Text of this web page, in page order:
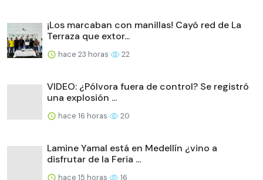
¡Los marcaban con manillas! Cayó red de La
Terraza que extor...
hace 23 horas 22
VIDEO: ¿Pólvora fuera de control? Se registró
una explosión ...
hace 16 horas 20
Lamine Yamal está en Medellín ¿vino a
disfrutar de la Feria ...
hace 15 horas 16